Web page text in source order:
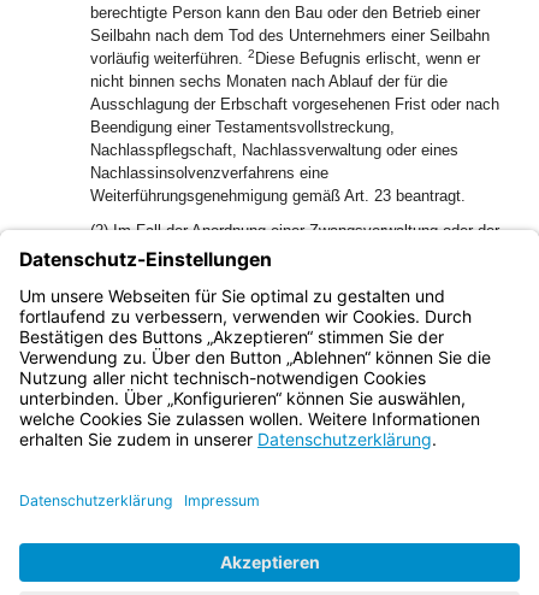
berechtigte Person kann den Bau oder den Betrieb einer
Seilbahn nach dem Tod des Unternehmers einer Seilbahn
vorläufig weiterführen. 2 Diese Befugnis erlischt, wenn er
nicht binnen sechs Monaten nach Ablauf der für die
Ausschlagung der Erbschaft vorgesehenen Frist oder nach
Beendigung einer Testamentsvollstreckung,
Nachlasspflegschaft, Nachlassverwaltung oder eines
Nachlassinsolvenzverfahrens eine
Weiterführungsgenehmigung gemäß Art. 23 beantragt.
(2) Im Fall der Anordnung einer Zwangsverwaltung oder der
Eröffnung des Insolvenzverfahrens findet Abs. 1 Satz 1
zugunsten des Zwangsverwalters oder des
Insolvenzverwalters für die Dauer seines Amts
entsprechende Anwendung.
Bayern.de
BayernPortal
Impressum